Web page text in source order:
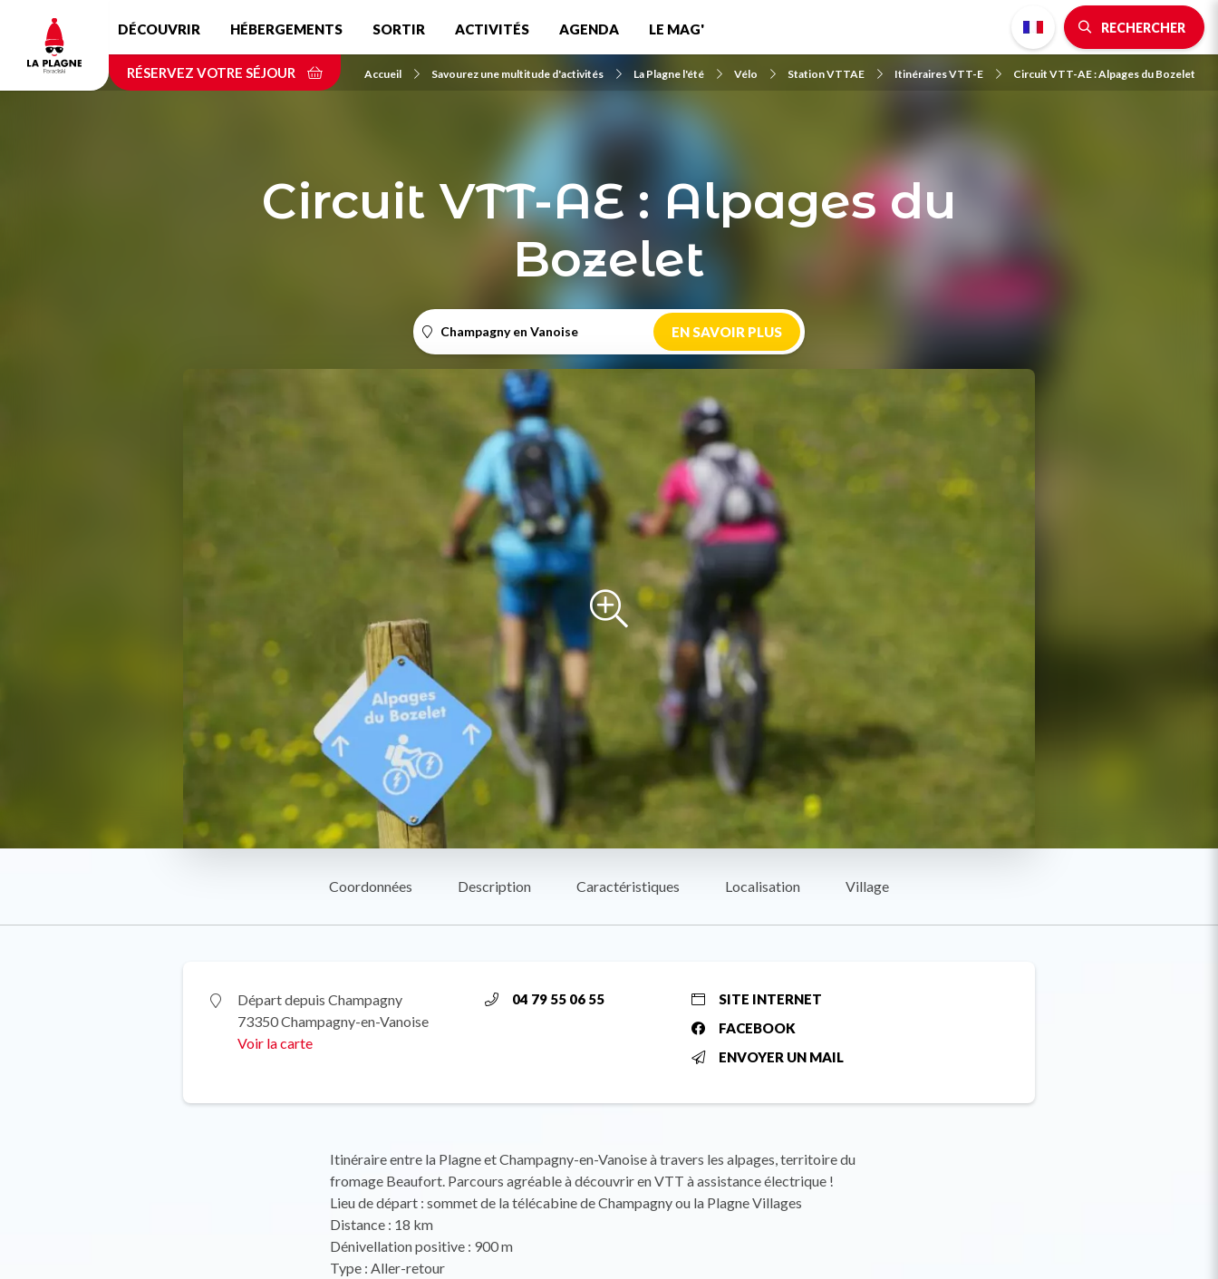
contenu
principal
DÉCOUVRIR HÉBERGEMENTS SORTIR ACTIVITÉS AGENDA LE MAG' RECHERCHER
RÉSERVEZ VOTRE SÉJOUR Accueil Savourez une multitude d'activités La Plagne l'été Vélo Station VTTAE Itinéraires VTT-E Circuit VTT-AE : Alpages du Bozelet
Circuit VTT-AE : Alpages du
Bozelet
Champagny en Vanoise EN SAVOIR PLUS
Coordonnées Description Caractéristiques Localisation Village
Départ depuis Champagny
73350 Champagny-en-Vanoise
Voir la carte
04 79 55 06 55
SITE INTERNET
FACEBOOK
ENVOYER UN MAIL
Itinéraire entre la Plagne et Champagny-en-Vanoise à travers les alpages, territoire du
fromage Beaufort. Parcours agréable à découvrir en VTT à assistance électrique !
Lieu de départ : sommet de la télécabine de Champagny ou la Plagne Villages
Distance : 18 km
Dénivellation positive : 900 m
Type : Aller-retour